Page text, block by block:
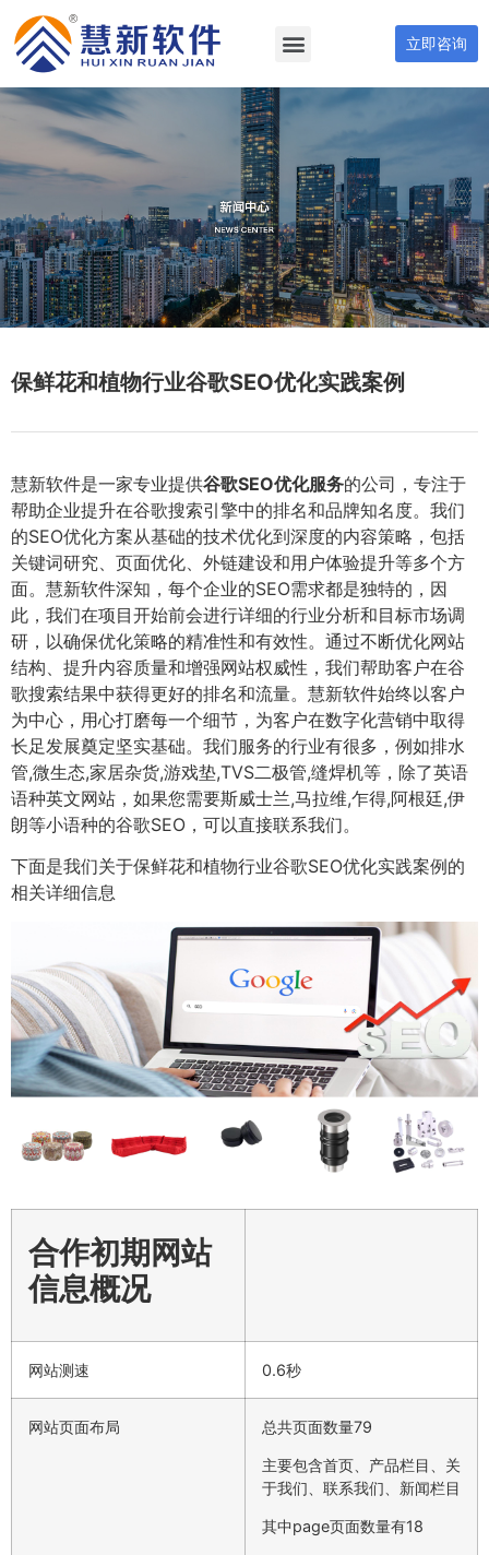
立即咨询
保鲜花和植物行业谷歌SEO优化实践案例
慧新软件是一家专业提供谷歌SEO优化服务的公司，专注于
帮助企业提升在谷歌搜索引擎中的排名和品牌知名度。我们
的SEO优化方案从基础的技术优化到深度的内容策略，包括
关键词研究、页面优化、外链建设和用户体验提升等多个方
面。慧新软件深知，每个企业的SEO需求都是独特的，因
此，我们在项目开始前会进行详细的行业分析和目标市场调
研，以确保优化策略的精准性和有效性。通过不断优化网站
结构、提升内容质量和增强网站权威性，我们帮助客户在谷
歌搜索结果中获得更好的排名和流量。慧新软件始终以客户
为中心，用心打磨每一个细节，为客户在数字化营销中取得
长足发展奠定坚实基础。我们服务的行业有很多，例如排水
管,微生态,家居杂货,游戏垫,TVS二极管,缝焊机等，除了英语
语种英文网站，如果您需要斯威士兰,马拉维,乍得,阿根廷,伊
朗等小语种的谷歌SEO，可以直接联系我们。
下面是我们关于保鲜花和植物行业谷歌SEO优化实践案例的
相关详细信息
合作初期网站
信息概况
网站测速 0.6秒
网站页面布局 总共页面数量79
主要包含首页、产品栏目、关
于我们、联系我们、新闻栏目
其中page页面数量有18